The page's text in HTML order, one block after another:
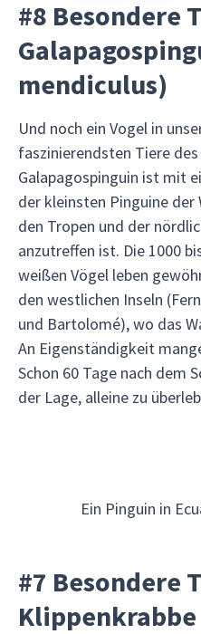
#8 Besondere
mendiculus)
Und noch ein Vogel in
faszinierendsten Tiere des
Galapagospinguin ist mit
der kleinsten Pinguine der
den Tropen und der
anzutreffen ist. Die 1000
weißen Vögel leben
den westlichen Inseln
und Bartolomé), wo das
An Eigenständigkeit
Schon 60 Tage nach dem
der Lage, alleine zu
Ein Pinguin in
#7 Besondere
Klippenkrabbe